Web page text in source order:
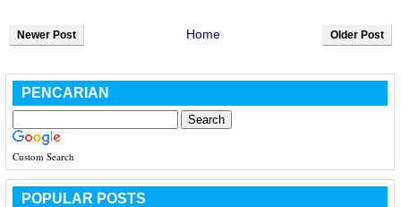
Newer Post Older Post
Home
PENCARIAN
Custom Search
POPULAR POSTS